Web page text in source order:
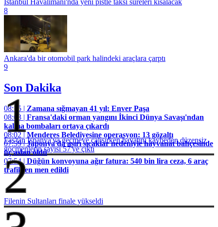
İstanbul Havalimanı'nda yeni pistle taksi süreleri kısalacak
8
Ankara'da bir otomobil park halindeki araçlara çarptı
9
Son Dakika
08:15 | Zamana sığmayan 41 yıl: Enver Paşa
08:03 | Fransa'daki orman yangını İkinci Dünya Savaşı'ndan
kalma bombaları ortaya çıkardı
08:02 |Menderes Belediyesine operasyon: 13 gözaltı
07:59 |Japonya'da aşırı sıcaklar nedeniyle hayvanat bahçesinde
üç aslan öldü
07:54 | Düğün konvoyuna ağır fatura: 540 bin lira ceza, 6 araç
trafikten men edildi
1
Fas'tan İspanya'ya geçmeye çalışırken hayatını kaybeden düzensiz
göçmenlerin sayısı 57'ye çıktı
2
Filenin Sultanları finale yükseldi